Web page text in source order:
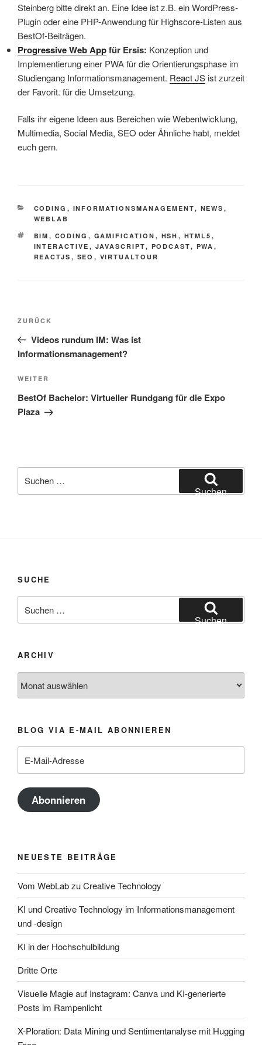
Steinberg bitte direkt an. Eine Idee ist z.B. ein WordPress-
Plugin oder eine PHP-Anwendung für Highscore-Listen aus
BestOf-Beiträgen.
Progressive Web Appfür Ersis: Konzeption und
Implementierung einer PWA für die Orientierungsphase im
Studiengang Informationsmanagement. React JS ist zurzeit
der Favorit. für die Umsetzung.
Falls ihr eigene Ideen aus Bereichen wie Webentwicklung,
Multimedia, Social Media, SEO oder Ähnliche habt, meldet
euch gern.
KATEGORIEN
CODING , INFORMATIONSMANAGEMENT, NEWS ,
WEBLAB
SCHLAGWÖRTER
BIM , CODING , GAMIFICATION , HSH , HTML5 ,
INTERACTIVE , JAVASCRIPT, PODCAST, PWA ,
REACTJS , SEO , VIRTUALTOUR
Beitragsnavigation
Vorheriger
Beitrag
ZURÜCK
Videos rundum IM: Was ist
Informationsmanagement?
Nächster
Beitrag
WEITER
BestOf Bachelor: Virtueller Rundgang für die Expo
Plaza
nach:
Suchen
SUCHE
nach:
Suchen
ARCHIV
BLOG VIA E-MAIL ABONNIEREN
Mail-
Abonnieren
NEUESTE BEITRÄGE
Vom WebLab zu Creative Technology
KI und Creative Technology im Informationsmanagement
und -design
KI in der Hochschulbildung
Dritte Orte
Visuelle Magie auf Instagram: Canva und KI-generierte
Posts im Rampenlicht
X-Ploration: Data Mining und Sentimentanalyse mit Hugging